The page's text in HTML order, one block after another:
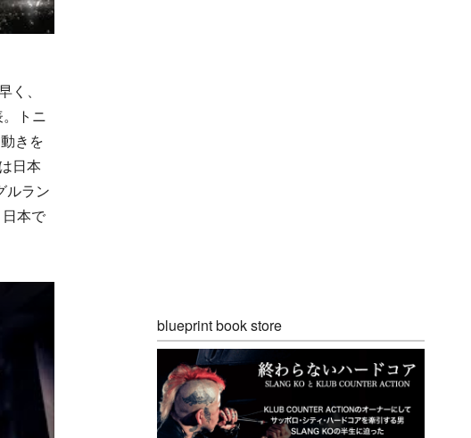
、
トニ
きを
日本
ルラン
本で
blueprint book store